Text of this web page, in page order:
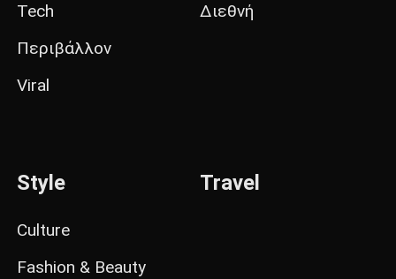
Tech
Περιβάλλον
Viral
Διεθνή
Style
Culture
Fashion & Beauty
Travel